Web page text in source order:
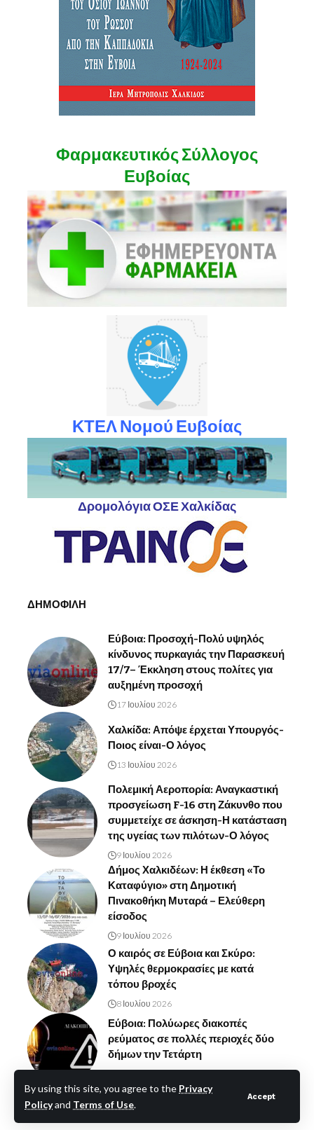
By using this site, you agree to the Privacy
Policyand Terms of Use.
Accept
Φαρμακευτικός Σύλλογος
Ευβοίας
ΚΤΕΛ Νομού Ευβοίας
Δρομολόγια ΟΣΕ Χαλκίδας
ΔΗΜΟΦΙΛΗ
Εύβοια: Προσοχή-Πολύ υψηλός
κίνδυνος πυρκαγιάς την Παρασκευή
17/7– Έκκληση στους πολίτες για
αυξημένη προσοχή
17 Ιουλίου 2026
Χαλκίδα: Απόψε έρχεται Υπουργός-
Ποιος είναι-Ο λόγος
13 Ιουλίου 2026
Πολεμική Αεροπορία: Αναγκαστική
προσγείωση F-16 στη Ζάκυνθο που
συμμετείχε σε άσκηση-Η κατάσταση
της υγείας των πιλότων-Ο λόγος
9 Ιουλίου 2026
Δήμος Χαλκιδέων: Η έκθεση «Το
Καταφύγιο» στη Δημοτική
Πινακοθήκη Μυταρά – Ελεύθερη
είσοδος
9 Ιουλίου 2026
Ο καιρός σε Εύβοια και Σκύρο:
Υψηλές θερμοκρασίες με κατά
τόπου βροχές
8 Ιουλίου 2026
Εύβοια: Πολύωρες διακοπές
ρεύματος σε πολλές περιοχές δύο
δήμων την Τετάρτη